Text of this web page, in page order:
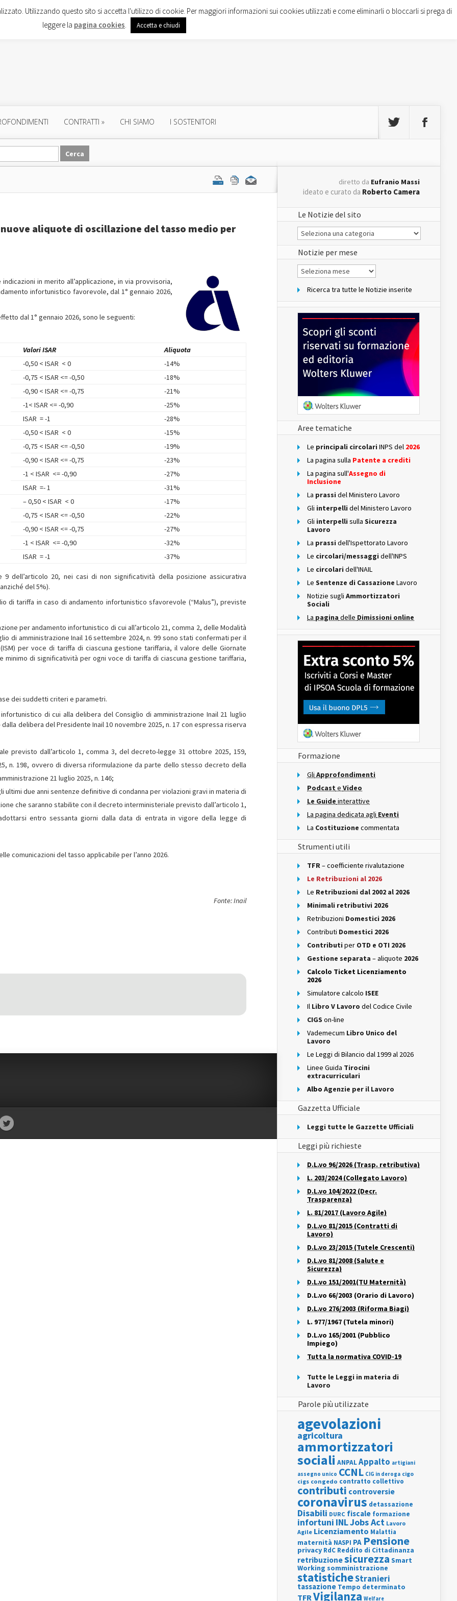
CONTRATTI » CHI SIAMO I SOSTENITORI
aliquote di oscillazione del tasso medio per
in merito all’applicazione, in via provvisoria,
infortunistico favorevole, dal 1° gennaio 2026,
dal 1° gennaio 2026, sono le seguenti:
Valori ISAR Aliquota
-0,50 < ISAR < 0
-14%
-0,75 < ISAR <= -0,50
-18%
-0,90 < ISAR <= -0,75
-21%
-1< ISAR <= -0,90
-25%
ISAR = -1
-28%
-0,50 < ISAR < 0
-15%
-0,75 < ISAR <= -0,50
-19%
-0,90 < ISAR <= -0,75
-23%
-1 < ISAR <= -0,90
-27%
ISAR =- 1
-31%
– 0,50 < ISAR < 0
-17%
-0,75 < ISAR <= -0,50
-22%
-0,90 < ISAR <= -0,75
-27%
-1 < ISAR <= -0,90
-32%
ISAR = -1
-37%
dell’articolo 20, nei casi di non significatività della posizione assicurativa
del 5%).
di tariffa in caso di andamento infortunistico sfavorevole (“Malus”), previste
per andamento infortunistico di cui all’articolo 21, comma 2, delle Modalità
di amministrazione Inail 16 settembre 2024, n. 99 sono stati confermati per il
per voce di tariffa di ciascuna gestione tariffaria, il valore delle Giornate
minimo di significatività per ogni voce di tariffa di ciascuna gestione tariffaria,
dei suddetti criteri e parametri.
di cui alla delibera del Consiglio di amministrazione Inail 21 luglio
delibera del Presidente Inail 10 novembre 2025, n. 17 con espressa riserva
previsto dall’articolo 1, comma 3, del decreto-legge 31 ottobre 2025, 159,
n. 198, ovvero di diversa riformulazione da parte dello stesso decreto della
21 luglio 2025, n. 146;
due anni sentenze definitive di condanna per violazioni gravi in materia di
che saranno stabilite con il decreto interministeriale previsto dall’articolo 1,
entro sessanta giorni dalla data di entrata in vigore della legge di
comunicazioni del tasso applicabile per l’anno 2026.
Fonte: Inail
diretto da Eufranio Massi
ideato e curato da Roberto Camera
Le Notizie del sito
Le
Notizie
del
sito
Notizie per mese
Notizie
per
Ricerca tra tutte le Notizie inserite
Aree tematiche
Le principali circolari INPS del 2026
La pagina sulla Patente a crediti
La pagina sull'Assegno di
Inclusione
La prassi del Ministero Lavoro
Gli interpelli del Ministero Lavoro
Gli interpelli sulla Sicurezza
Lavoro
La prassi dell'Ispettorato Lavoro
Le circolari/messaggi dell'INPS
Le circolari dell'INAIL
Le Sentenze di Cassazione Lavoro
Notizie sugli Ammortizzatori
Sociali
La pagina delle Dimissioni online
Formazione
Gli Approfondimenti
Podcast e Video
Le Guide interattive
La pagina dedicata agli Eventi
La Costituzione commentata
Strumenti utili
TFR– coefficiente rivalutazione
Le Retribuzioni al 2026
Le Retribuzioni dal 2002 al 2026
Minimali retributivi 2026
Retribuzioni Domestici 2026
Contributi Domestici 2026
Contributi per OTD e OTI 2026
Gestione separata – aliquote 2026
Calcolo Ticket Licenziamento
2026
Simulatore calcolo ISEE
Il Libro V Lavoro del Codice Civile
CIGS on-line
Vademecum Libro Unico del
Lavoro
Le Leggi di Bilancio dal 1999 al 2026
Linee Guida Tirocini
extracurriculari
Albo Agenzie per il Lavoro
Gazzetta Ufficiale
Leggi tutte le Gazzette Ufficiali
Leggi più richieste
D.L.vo 96/2026 (Trasp. retributiva)
L. 203/2024 (Collegato Lavoro)
D.L.vo 104/2022 (Decr.
Trasparenza)
L. 81/2017 (Lavoro Agile)
D.L.vo 81/2015 (Contratti di
Lavoro)
D.L.vo 23/2015 (Tutele Crescenti)
D.L.vo 81/2008 (Salute e
Sicurezza)
D.L.vo 151/2001(TU Maternità)
D.L.vo 66/2003 (Orario di Lavoro)
D.L.vo 276/2003 (Riforma Biagi)
L. 977/1967 (Tutela minori)
D.L.vo 165/2001 (Pubblico
Impiego)
Tutta la normativa COVID-19
Tutte le Leggi in materia di
Lavoro
Parole più utilizzate
agevolazioni
agricoltura
ammortizzatori
sociali ANPALAppalto artigiani
assegno unico CCNL CIG in deroga cigo
cigs congedo contratto collettivo
contributi controversie
coronavirus detassazione
Disabili DURC fiscale formazione
infortuni INLJobs Act Lavoro
Agile Licenziamento Malattia
maternità NASPI PA Pensione
privacy RdC Reddito di Cittadinanza
retribuzionesicurezza Smart
Working somministrazione
statisticheStranieri
tassazione Tempo determinato
TFRVigilanza Welfare
Utilizzando questo sito si accetta l'utilizzo di cookie. Per maggiori informazioni sui cookies utilizzati e come eliminarli o bloccarli si prega di
leggere la pagina cookies. Accetta e chiudi